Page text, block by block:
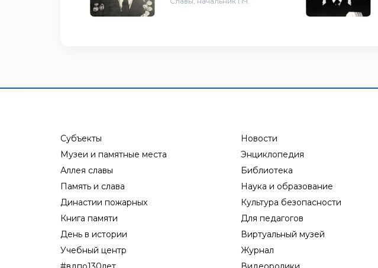
Субъекты
Музеи и памятные места
Аллея славы
Память и слава
Династии пожарных
Книга памяти
День в истории
Учебный центр
Новости
Энциклопедия
Библиотека
Наука и образование
Культура безопасности
Для педагогов
Виртуальный музей
Журнал